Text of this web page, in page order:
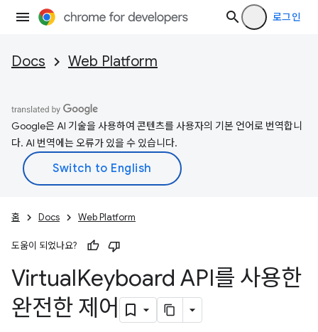
로그인
Docs Web Platform
Google은 AI 기술을 사용하여 콘텐츠를 사용자의 기본 언어로 번역합니
다. AI 번역에는 오류가 있을 수 있습니다.
홈 Docs Web Platform
도움이 되었나요?
VirtualKeyboard API를 사용한
완전한 제어